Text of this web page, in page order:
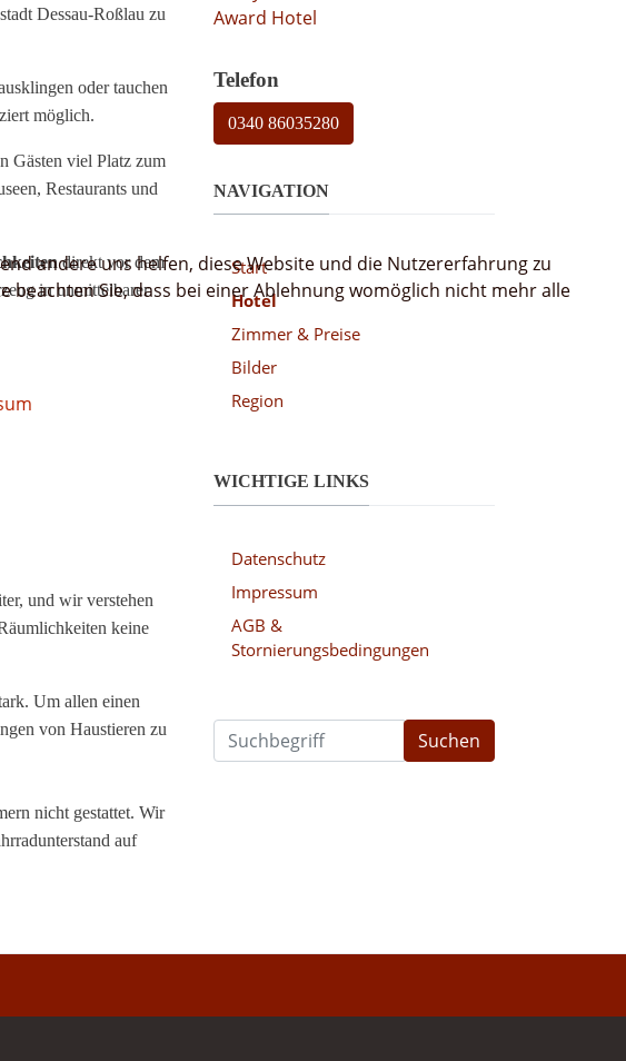
Dessau-Roßlau zu
oder tauchen
möglich.
Gästen viel Platz zum
Restaurants und
direkt vor dem
in unmittelbarer
und wir verstehen
keine
Um allen einen
von Haustieren zu
nicht gestattet. Wir
auf
Telefon
0340 86035280
NAVIGATION
Start
Hotel
Zimmer & Preise
Bilder
Region
WICHTIGE LINKS
Datenschutz
Impressum
AGB &
Stornierungsbedingungen
Suchen
andere uns helfen, diese Website und die Nutzererfahrung zu
beachten Sie, dass bei einer Ablehnung womöglich nicht mehr alle